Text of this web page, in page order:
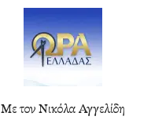
Με τον Νικόλα Αγγελίδη